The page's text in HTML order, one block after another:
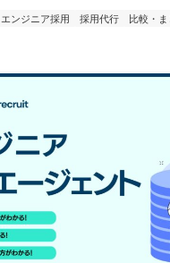
エンジニア採用 採用代行 比較・